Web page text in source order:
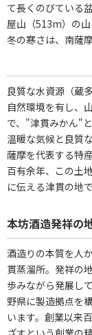
て長くのびている
屋山（513m）の山
冬の寒さは、南薩
良質な水資源（蔵
自然環境を有し、
で、"津貫みかん"
温暖な気候と良質
薩摩を代表する特
百有余年、この土
に伝える津貫の地
本坊酒造発祥の
酒造りの本質を人
貫蒸溜所。発祥の
歩みながら発展し
野県に製造拠点を
います。創業以来